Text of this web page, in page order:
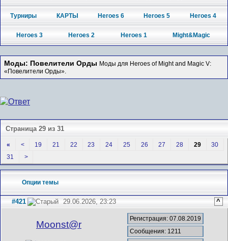
Турниры КАРТЫ Heroes 6 Heroes 5 Heroes 4
Heroes 3 Heroes 2 Heroes 1 Might&Magic
Моды: Повелители Орды Моды для Heroes of Might and Magic V:
«Повелители Орды».
Страница 29 из 31
« < 19 21 22 23 24 25 26 27 28 29
30
31
>
Опции темы
#421 29.06.2026, 23:23 ^
Mооnst@r
Регистрация: 07.08.2019
Сообщения: 1211